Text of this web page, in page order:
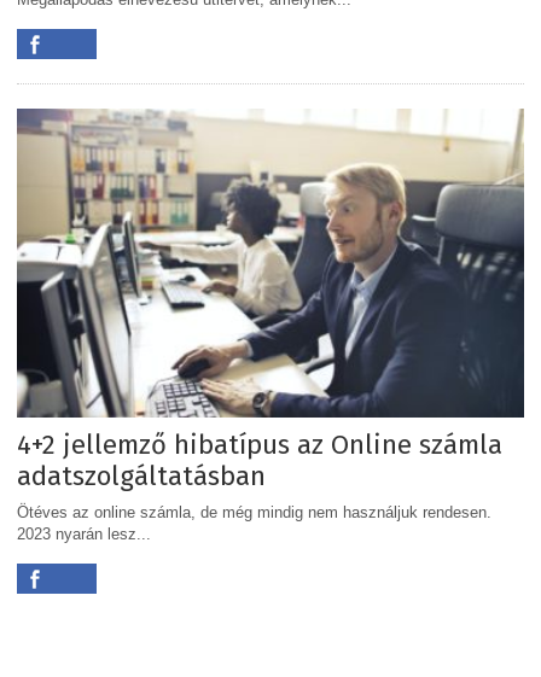
4+2 jellemző hibatípus az Online számla
adatszolgáltatásban
Ötéves az online számla, de még mindig nem használjuk rendesen.
2023 nyarán lesz...